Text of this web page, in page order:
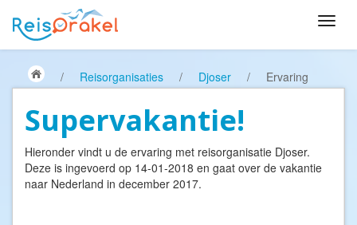
/ Reisorganisaties / Djoser / Ervaring
Supervakantie!
Hieronder vindt u de ervaring met reisorganisatie Djoser.
Deze is ingevoerd op 14-01-2018 en gaat over de vakantie
naar Nederland in december 2017.